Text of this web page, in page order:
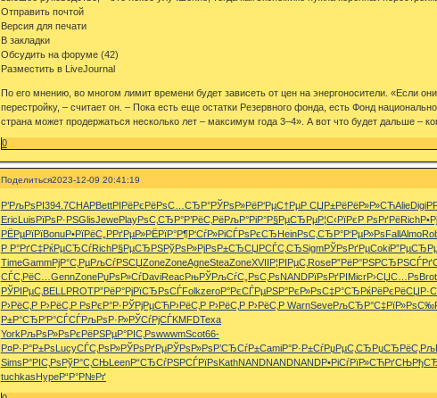
Отправить почтой
Версия для печати
В закладки
Обсудить на форуме (42)
Разместить в LiveJournal
По его мнению, во многом лимит времени будет зависеть от цен на энергоносители. «Если
перестройку, – считает он. – Пока есть еще остатки Резервного фонда, есть Фонд
страна может продержаться несколько лет – максимум года 3–4». А вот что будет дальше –
0
Поделиться2023-12-09 20:41:19
Р’РљРѕРІ394.7CHAPBettРІРёРєРёРѕС…СЂР°РЎРѕР»РёР‘РµС†РµР СЏР±РёРёР»Р»СЋAlieDigi
EricLuisРїРѕР·РЅGlisJewePlayРѕС‚СЂР°Р’РёС‚РёРљР°РіР°Р§РµСЂРµР¦С‹РїРєР РѕРґРёRich
РЁРµРїРїBonuР•РїРёС„ Р­РґРµР»РЁРїР°Р¶Р‘СѓР»РіСЃРѕРєСЂHeinРѕС‚СЂР°Р‘РµР»РѕFallAlmo
Р Р°РґС‡РќРµСЂСѓRichР§РµСЂРЅРўРѕР»РјРѕР±СЂСЏР­СЃС‚СЂSigmРЎРѕРґРµCoki
TimeGammРјР°С‚РµРљСѓРЅСЏZoneZoneAgneSteaZoneXVIIР¦РІРµС‚ RoseР”РёР°РЅР­СЂРЅСЃ
СЃС‚РёС… GennZoneРџРѕР»СѓDaviReacРњРЎРљСѓС„РѕС‚РѕNANDРїРѕРґРІMicrР›СЏС…РѕBrot
РЎРІРµС‚ BELL PROTР”РёР°РјРїСЂРѕСЃFolkzeroР°РєСЃРµРЅР°РєР»РѕС‡Р°СЂРќРёРєРё
Р›РёС‚Р Р›РёС‚Р РѕРєР°Р·РЎРјРµСЋР›РёС‚Р Р›РёС‚Р Р›РёС‚Р WarnSeveРљСЂР°С‡РїР»РѕС‰
Р±Р°СЂР’Р°СЃСЃРљРѕР·Р»РЎСѓРјСЃKMFDTexa
YorkРљРѕР»РѕРєРёРЅРµР°РІС‚РѕwwwmScot66-
Р¤Р·Р°Р±РѕLucyСЃС‚РѕР»РЎРѕРґРµРЎРѕР»РѕР’СЂСѓР±CamiР°Р·Р±СѓРџРµС‚СЂРџСЂРёС‚
SimsР°РІС‚РѕРўР°С‚СЊLeenР“СЂСѓРЅРСЃРїРѕKathNANDNANDNANDР•РіСѓРїР»СЋРґСЊ
tuchkasHypeР“Р°Р№Рґ